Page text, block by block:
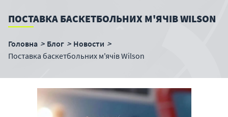
ПОСТАВКА БАСКЕТБОЛЬНИХ М'ЯЧІВ WILSON
Головна Блог
Новости
Поставка баскетбольних м'ячів Wilson